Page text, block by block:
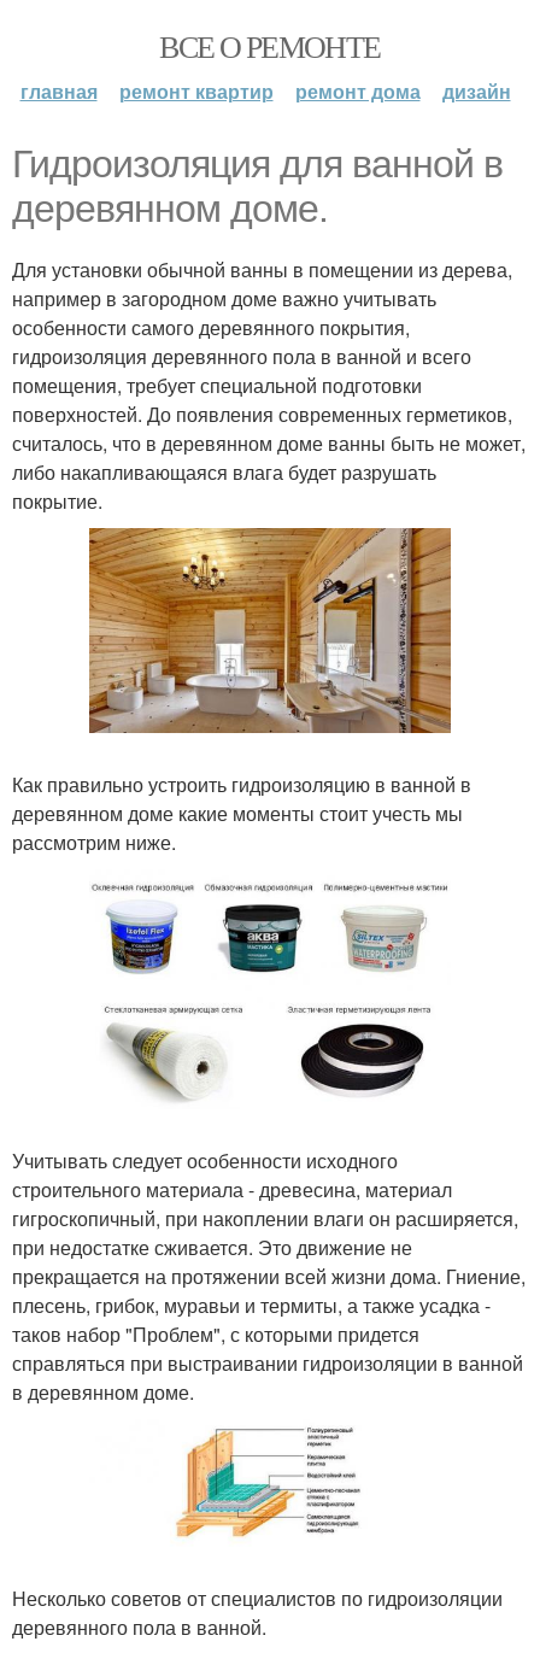
ВСЕ О РЕМОНТЕ
главная ремонт квартир ремонт дома дизайн
Гидроизоляция для ванной в
деревянном доме.
Для установки обычной ванны в помещении из дерева,
например в загородном доме важно учитывать
особенности самого деревянного покрытия,
гидроизоляция деревянного пола в ванной и всего
помещения, требует специальной подготовки
поверхностей. До появления современных герметиков,
считалось, что в деревянном доме ванны быть не может,
либо накапливающаяся влага будет разрушать
покрытие.
Как правильно устроить гидроизоляцию в ванной в
деревянном доме какие моменты стоит учесть мы
рассмотрим ниже.
Учитывать следует особенности исходного
строительного материала - древесина, материал
гигроскопичный, при накоплении влаги он расширяется,
при недостатке сживается. Это движение не
прекращается на протяжении всей жизни дома. Гниение,
плесень, грибок, муравьи и термиты, а также усадка -
таков набор "Проблем", с которыми придется
справляться при выстраивании гидроизоляции в ванной
в деревянном доме.
Несколько советов от специалистов по гидроизоляции
деревянного пола в ванной.